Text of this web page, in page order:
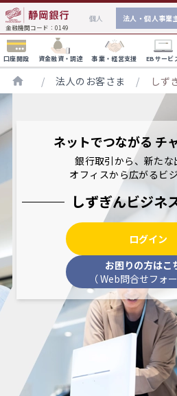
金融機関コード：0149
個人 法人・個人事業
口座開設 資金融資・調達 事業・経営支援 EBサービ
資金融資・調達
しずぎんビジネスクイックロ
個人事業主の
個人事業主さ
務資金融資サー
法人のお客さ
法人のお客さま
務資金融資サー
事業資金のご相談
しずぎんビ
お客さまの起業
事業・経営支援
しずおかGXサ
お客さまの温室
サポートするサ
地方創生に向
静岡銀行の地
ついての基本戦
ションなどを掲
ベンチャー企業サポート
次世代経営者塾Shizuginship
Startup Catalog
しずぎんニュービジネス育成
EBサービス
しずぎんビジネスポータル
インターネットバンキング機能に
提供いたします。
WEB-PCバンキングサービ
でんさいWEBサービス
外為WEBサービス
Zaimon（e-Taxデータ受付サ
その他EBサービス
PCバンキングサービス（
各種サービス
しずぎん
最大25枚まで
なデビットカー
１つの端末で
方法に対応でき
外貨普通預金
スーパー外貨定期預金（自動
しずおか未来世代サポート（
譲渡性預金(NCD)
債券
海外ビジネスのサポート
外国送金
貿易関連・その他の取引
保証
外貨建融資（インパクトローン
外貨建融資（シンジケートロ
外貨普通預金
スーパー外貨定期預金（自動
外為WEBサービス
外為相談デスク
/ 法人のお客さま / しず
ネットでつながる チ
銀行取引から、新たな
オフィスから広がるビ
しずぎんビジネ
ログイン
お困りの方はこ
（ Web問合せフォー